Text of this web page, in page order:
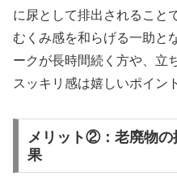
に尿として排出されること
むくみ感を和らげる一助と
ークが長時間続く方や、立
スッキリ感は嬉しいポイン
メリット②：老廃物の
果